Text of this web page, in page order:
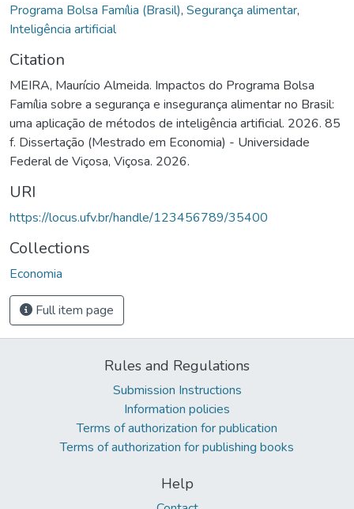
Programa Bolsa Família (Brasil), Segurança alimentar,
Inteligência artificial
Citation
MEIRA, Maurício Almeida. Impactos do Programa Bolsa
Família sobre a segurança e insegurança alimentar no Brasil:
uma aplicação de métodos de inteligência artificial. 2026. 85
f. Dissertação (Mestrado em Economia) - Universidade
Federal de Viçosa, Viçosa. 2026.
URI
https://locus.ufv.br/handle/123456789/35400
Collections
Economia
Full item page
Rules and Regulations
Submission Instructions
Information policies
Terms of authorization for publication
Terms of authorization for publishing books
Help